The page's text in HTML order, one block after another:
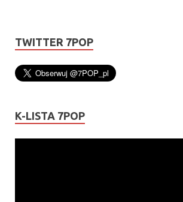
TWITTER 7POP
K-LISTA 7POP